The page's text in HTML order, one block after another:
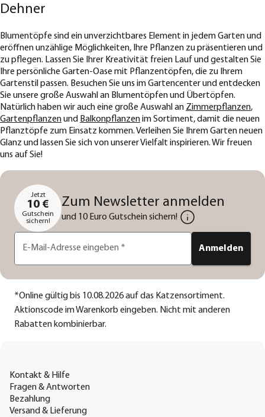
Dehner
Blumentöpfe sind ein unverzichtbares Element in jedem Garten und
eröffnen unzählige Möglichkeiten, Ihre Pflanzen zu präsentieren und
zu pflegen. Lassen Sie Ihrer Kreativität freien Lauf und gestalten Sie
Ihre persönliche Garten-Oase mit Pflanzentöpfen, die zu Ihrem
Gartenstil passen. Besuchen Sie uns im Gartencenter und entdecken
Sie unsere große Auswahl an Blumentöpfen und Übertöpfen.
Natürlich haben wir auch eine große Auswahl an Zimmerpflanzen,
Gartenpflanzenund Balkonpflanzenim Sortiment, damit die neuen
Pflanztöpfe zum Einsatz kommen. Verleihen Sie Ihrem Garten neuen
Glanz und lassen Sie sich von unserer Vielfalt inspirieren. Wir freuen
uns auf Sie!
Jetzt
10 €
Gutschein
sichern!
Zum Newsletter anmelden
und 10 Euro Gutschein sichern!
E-Mail-Adresse eingeben * Anmelden
*Online gültig bis 10.08.2026 auf das Katzensortiment.
Aktionscode im Warenkorb eingeben. Nicht mit anderen
Rabatten kombinierbar.
Kontakt & Hilfe
Fragen & Antworten
Bezahlung
Versand & Lieferung